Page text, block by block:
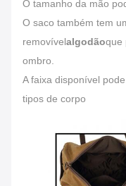
O tamanho da mão
O saco também tem
removívelalgodãoque
ombro.
A faixa disponível
tipos de corpo